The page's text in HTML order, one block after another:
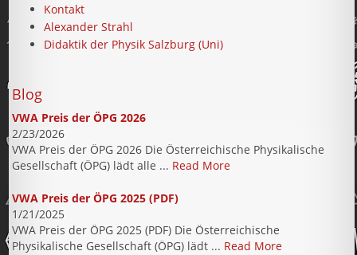
Kontakt
Alexander Strahl
Didaktik der Physik Salzburg (Uni)
Blog
VWA Preis der ÖPG 2026
2/23/2026
VWA Preis der ÖPG 2026 Die Österreichische Physikalische
Gesellschaft (ÖPG) lädt alle ... Read More
VWA Preis der ÖPG 2025 (PDF)
1/21/2025
VWA Preis der ÖPG 2025 (PDF) Die Österreichische
Physikalische Gesellschaft (ÖPG) lädt ... Read More